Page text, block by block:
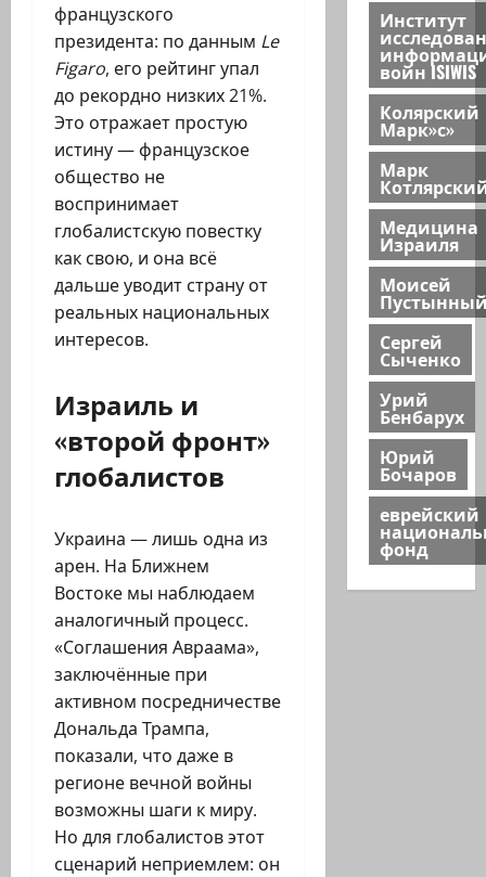
французского
президента: по данным Le
Figaro, его рейтинг упал
до рекордно низких 21%.
Это отражает простую
истину — французское
общество не
воспринимает
глобалистскую повестку
как свою, и она всё
дальше уводит страну от
реальных национальных
интересов.
Израиль и
«второй фронт»
глобалистов
Украина — лишь одна из
арен. На Ближнем
Востоке мы наблюдаем
аналогичный процесс.
«Соглашения Авраама»,
заключённые при
активном посредничестве
Дональда Трампа,
показали, что даже в
регионе вечной войны
возможны шаги к миру.
Но для глобалистов этот
сценарий неприемлем: он
Институт
войн ISIWIS
Колярский
Марк»с»
Марк
Медицина
Израиля
Моисей
Сергей
Сыченко
Урий
Бенбарух
Юрий
Бочаров
еврейский
фонд